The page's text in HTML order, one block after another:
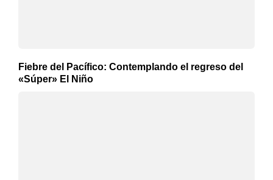
Fiebre del Pacífico: Contemplando el regreso del
«Súper» El Niño